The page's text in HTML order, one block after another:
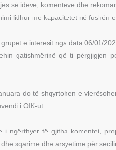
së ideve, komenteve dhe
lidhur me kapacitetet në fushën e
e interesit nga data 06/01/
gatishmërinë që ti përgjigjen
do të shqyrtohen e
i OIK-ut.
ngërthyer të gjitha komentet,
sqarime dhe arsyetime për